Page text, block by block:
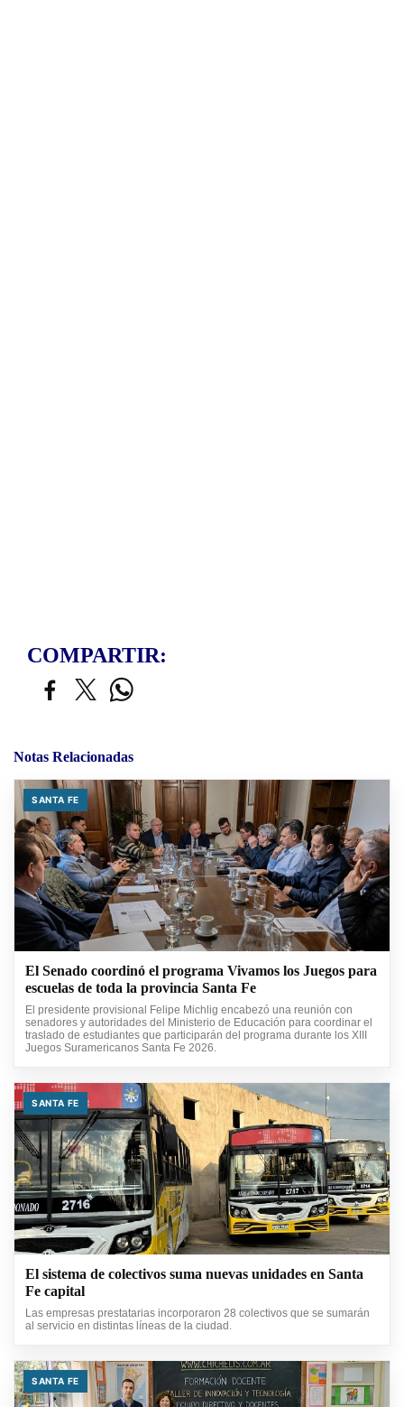
COMPARTIR:
Notas Relacionadas
SANTA FE
El Senado coordinó el programa Vivamos los Juegos para
escuelas de toda la provincia Santa Fe
El presidente provisional Felipe Michlig encabezó una reunión con
senadores y autoridades del Ministerio de Educación para coordinar el
traslado de estudiantes que participarán del programa durante los XIII
Juegos Suramericanos Santa Fe 2026.
SANTA FE
El sistema de colectivos suma nuevas unidades en Santa
Fe capital
Las empresas prestatarias incorporaron 28 colectivos que se sumarán
al servicio en distintas líneas de la ciudad.
SANTA FE